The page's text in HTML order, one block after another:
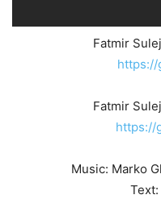
Fatmir
https://
Fatmir
https://
Music: Marko